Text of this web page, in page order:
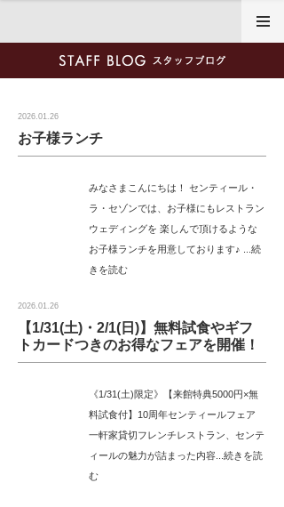
2026.01.26
お子様ランチ
みなさまこんにちは！ センティール・
ラ・セゾンでは、お子様にもレストラン
ウェディングを 楽しんで頂けるような
お子様ランチを用意しております♪ ...続
きを読む
2026.01.26
【1/31(土)・2/1(日)】無料試食やギフ
トカードつきのお得なフェアを開催！
《1/31(土)限定》【来館特典5000円×無
料試食付】10周年センティールフェア
一軒家貸切フレンチレストラン、センテ
ィールの魅力が詰まった内容...続きを読
む